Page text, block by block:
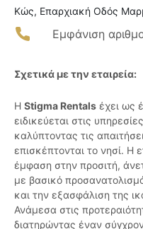
Κώς, Επαρχιακή Οδός
Εμφάνιση
Σχετικά με την εταιρεία:
Η Stigma Rentals έχει ως
ειδικεύεται στις
καλύπτοντας τις
επισκέπτονται το νησί. Η
έμφαση στην προσιτή,
με βασικό
και την εξασφάλιση της
Ανάμεσα στις
διατηρώντας έναν